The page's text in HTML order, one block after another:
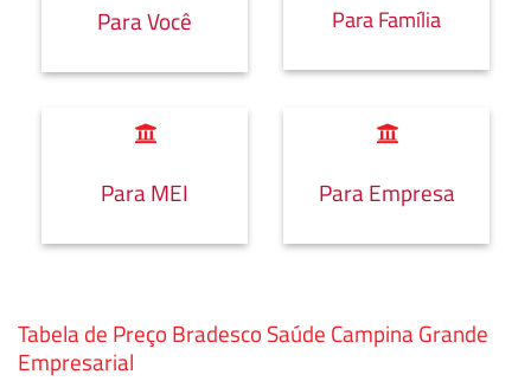
Para Você Para Família
Para MEI Para Empresa
Tabela de Preço Bradesco Saúde Campina Grande
Empresarial